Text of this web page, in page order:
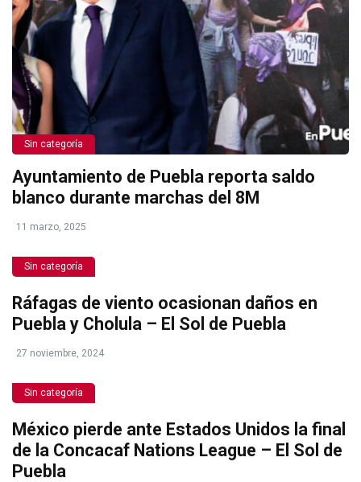
Sin categoría
Ayuntamiento de Puebla reporta saldo
blanco durante marchas del 8M
11 marzo, 2025
Sin categoría
Ráfagas de viento ocasionan daños en
Puebla y Cholula – El Sol de Puebla
27 noviembre, 2024
Sin categoría
México pierde ante Estados Unidos la final
de la Concacaf Nations League – El Sol de
Puebla